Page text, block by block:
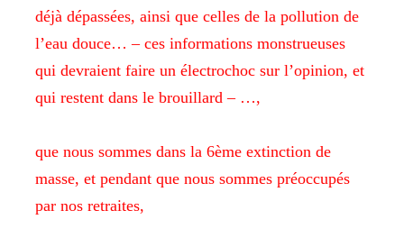
déjà dépassées, ainsi que celles de la pollution de
l’eau douce… – ces informations monstrueuses
qui devraient faire un électrochoc sur l’opinion, et
qui restent dans le brouillard – …,
que nous sommes dans la 6ème extinction de
masse, et pendant que nous sommes préoccupés
par nos retraites,